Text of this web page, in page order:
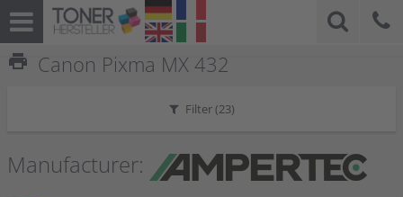
print Canon Pixma MX 432
Filter (23)
Manufacturer: